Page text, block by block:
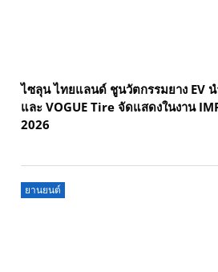
ไซลุน ไทยแลนด์ ชูนวัตกรรมยาง EV
และ VOGUE Tire จัดแสดงในงาน
2026
ยานยนต์